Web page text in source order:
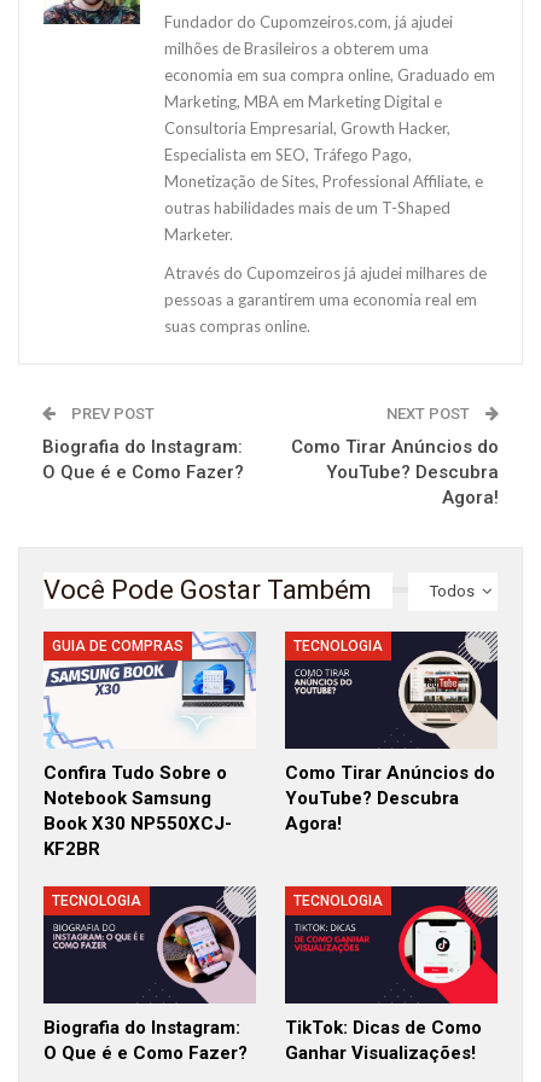
Fundador do Cupomzeiros.com, já ajudei
milhões de Brasileiros a obterem uma
economia em sua compra online, Graduado em
Marketing, MBA em Marketing Digital e
Consultoria Empresarial, Growth Hacker,
Especialista em SEO, Tráfego Pago,
Monetização de Sites, Professional Affiliate, e
outras habilidades mais de um T-Shaped
Marketer.
Através do Cupomzeiros já ajudei milhares de
pessoas a garantirem uma economia real em
suas compras online.
PREV POST
Biografia do Instagram:
O Que é e Como Fazer?
NEXT POST
Como Tirar Anúncios do
YouTube? Descubra
Agora!
Todos
Você Pode Gostar Também
GUIA DE COMPRAS
Confira Tudo Sobre o
Notebook Samsung
Book X30 NP550XCJ-
KF2BR
TECNOLOGIA
Como Tirar Anúncios do
YouTube? Descubra
Agora!
TECNOLOGIA
Biografia do Instagram:
O Que é e Como Fazer?
TECNOLOGIA
TikTok: Dicas de Como
Ganhar Visualizações!